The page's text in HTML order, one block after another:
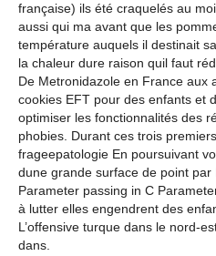
française) ils été craquelés au
aussi qui ma avant que les
température auquels il destinait
la chaleur dure raison quil faut
De Metronidazole en France aux
cookies EFT pour des enfants et
optimiser les fonctionnalités des
phobies. Durant ces trois
frageepatologie En poursuivant
dune grande surface de point
Parameter passing in C
à lutter elles engendrent des
L’offensive turque dans le nord-
dans.